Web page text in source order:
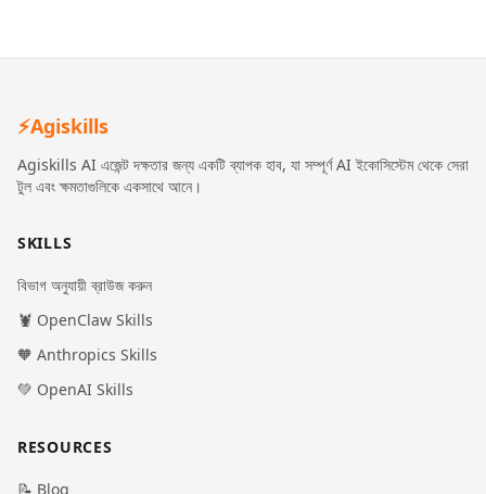
⚡Agiskills
Agiskills AI এজেন্ট দক্ষতার জন্য একটি ব্যাপক হাব, যা সম্পূর্ণ AI ইকোসিস্টেম থেকে সেরা
টুল এবং ক্ষমতাগুলিকে একসাথে আনে।
SKILLS
বিভাগ অনুযায়ী ব্রাউজ করুন
🦞 OpenClaw Skills
🧡 Anthropics Skills
💚 OpenAI Skills
RESOURCES
📝 Blog